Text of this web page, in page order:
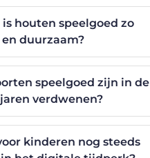
houten speelgoed zo
duurzaam?
speelgoed zijn in de
verdwenen?
kinderen nog steeds